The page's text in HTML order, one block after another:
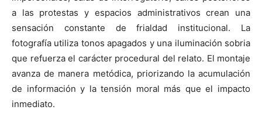
a las protestas y espacios administrativos crean una
sensación constante de frialdad institucional. La
fotografía utiliza tonos apagados y una iluminación sobria
que refuerza el carácter procedural del relato. El montaje
avanza de manera metódica, priorizando la acumulación
de información y la tensión moral más que el impacto
inmediato.